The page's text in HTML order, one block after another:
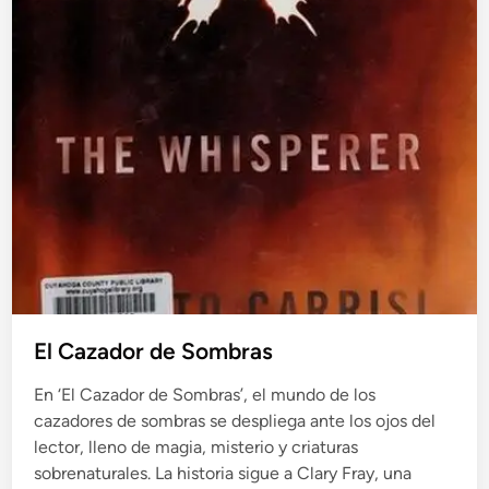
El Cazador de Sombras
En ‘El Cazador de Sombras’, el mundo de los
cazadores de sombras se despliega ante los ojos del
lector, lleno de magia, misterio y criaturas
sobrenaturales. La historia sigue a Clary Fray, una